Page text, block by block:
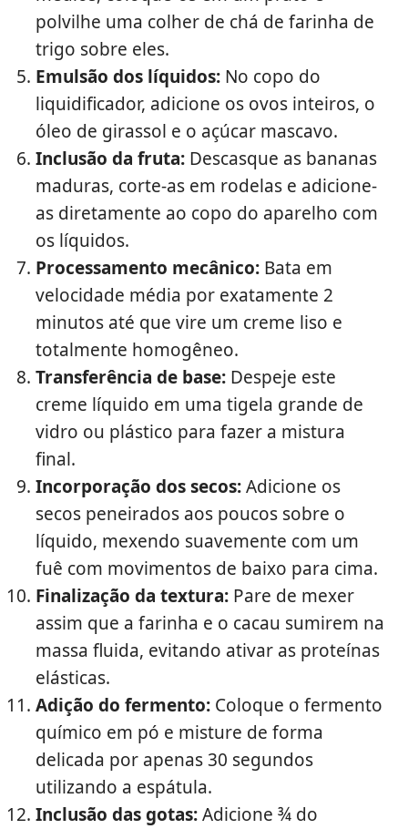
polvilhe uma colher de chá de farinha de
trigo sobre eles.
Emulsão dos líquidos: No copo do
liquidificador, adicione os ovos inteiros, o
óleo de girassol e o açúcar mascavo.
Inclusão da fruta: Descasque as bananas
maduras, corte-as em rodelas e adicione-
as diretamente ao copo do aparelho com
os líquidos.
Processamento mecânico: Bata em
velocidade média por exatamente 2
minutos até que vire um creme liso e
totalmente homogêneo.
Transferência de base: Despeje este
creme líquido em uma tigela grande de
vidro ou plástico para fazer a mistura
final.
Incorporação dos secos:Adicione os
secos peneirados aos poucos sobre o
líquido, mexendo suavemente com um
fuê com movimentos de baixo para cima.
Finalização da textura: Pare de mexer
assim que a farinha e o cacau sumirem na
massa fluida, evitando ativar as proteínas
elásticas.
Adição do fermento: Coloque o fermento
químico em pó e misture de forma
delicada por apenas 30 segundos
utilizando a espátula.
Inclusão das gotas:Adicione ¾ do